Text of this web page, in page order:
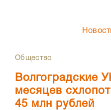
Общество
Волгоградские
месяцев
45 млн рублей